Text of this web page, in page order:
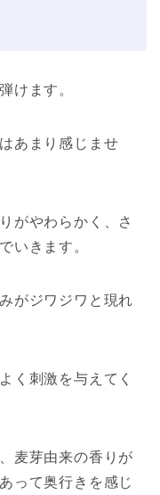
けます。
あまり感じませ
がやわらかく、さ
いきます。
がジワジワと現れ
く刺激を与えてく
麦芽由来の香りが
って奥行きを感じ